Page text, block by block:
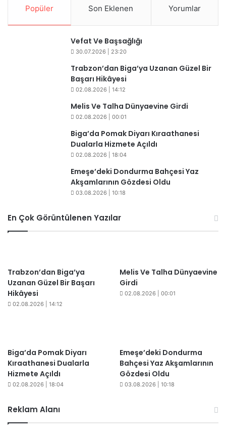
Popüler Son Eklenen Yorumlar
Vefat Ve Başsağlığı
30.07.2026 | 23:20
Trabzon’dan Biga’ya Uzanan Güzel Bir
Başarı Hikâyesi
02.08.2026 | 14:12
Melis Ve Talha Dünyaevine Girdi
02.08.2026 | 00:01
Biga’da Pomak Diyarı Kıraathanesi
Dualarla Hizmete Açıldı
02.08.2026 | 18:04
​​Emeşe’deki Dondurma Bahçesi Yaz
Akşamlarının Gözdesi Oldu
03.08.2026 | 10:18
En Çok Görüntülenen Yazılar
Trabzon’dan Biga’ya
Uzanan Güzel Bir Başarı
Hikâyesi
02.08.2026 | 14:12
Melis Ve Talha Dünyaevine
Girdi
02.08.2026 | 00:01
Biga’da Pomak Diyarı
Kıraathanesi Dualarla
Hizmete Açıldı
02.08.2026 | 18:04
Emeşe’deki Dondurma
Bahçesi Yaz Akşamlarının
Gözdesi Oldu
03.08.2026 | 10:18
Reklam Alanı